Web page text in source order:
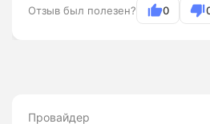
Отзыв был полезен? 0
Провайдер